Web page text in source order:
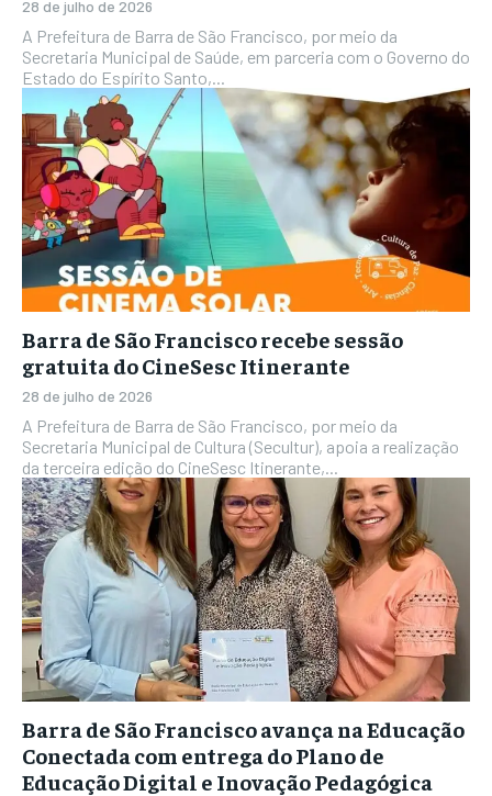
28 de julho de 2026
A Prefeitura de Barra de São Francisco, por meio da
Secretaria Municipal de Saúde, em parceria com o Governo do
Estado do Espírito Santo,...
Barra de São Francisco recebe sessão
gratuita do CineSesc Itinerante
28 de julho de 2026
A Prefeitura de Barra de São Francisco, por meio da
Secretaria Municipal de Cultura (Secultur), apoia a realização
da terceira edição do CineSesc Itinerante,...
Barra de São Francisco avança na Educação
Conectada com entrega do Plano de
Educação Digital e Inovação Pedagógica